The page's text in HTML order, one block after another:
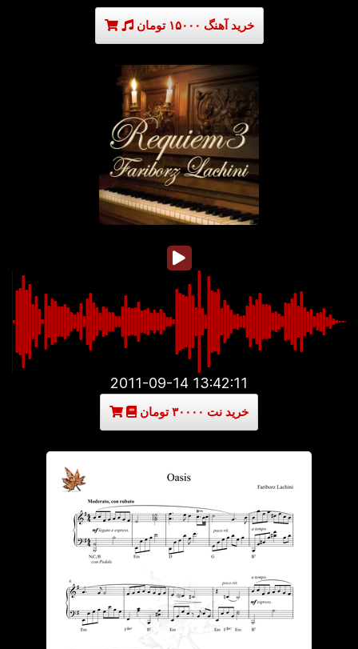
خرید آهنگ ۱۵۰۰۰ تومان
2011-09-14 13:42:11
خرید نت ۳۰۰۰۰ تومان